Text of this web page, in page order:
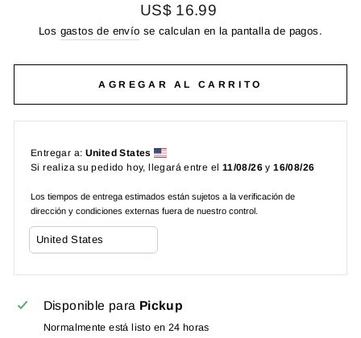
Precio
habitual
US$ 16.99
Los gastos de envío se calculan en la pantalla de pagos.
AGREGAR AL CARRITO
Entregar a: United States
Si realiza su pedido hoy, llegará entre el 11/08/26y16/08/26
Los tiempos de entrega estimados están sujetos a la verificación de
dirección y condiciones externas fuera de nuestro control.
Disponible para Pickup
Normalmente está listo en 24 horas